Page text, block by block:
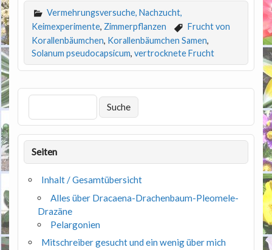
Vermehrungsversuche, Nachzucht,
Keimexperimente, Zimmerpflanzen
Frucht von
Korallenbäumchen, Korallenbäumchen Samen,
Solanum pseudocapsicum, vertrocknete Frucht
Seiten
Inhalt / Gesamtübersicht
Alles über Dracaena-Drachenbaum-Pleomele-
Drazäne
Pelargonien
Mitschreiber gesucht und ein wenig über mich